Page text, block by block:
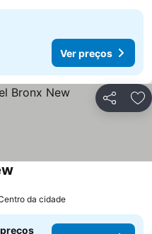
Ver preços
Partilhar
da cidade